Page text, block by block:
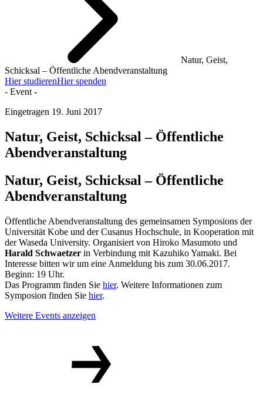
Natur, Geist,
Schicksal – Öffentliche Abendveranstaltung
Hier studierenHier spenden
- Event -
Eingetragen 19. Juni 2017
Natur, Geist, Schicksal – Öffentliche
Abendveranstaltung
Natur, Geist, Schicksal – Öffentliche
Abendveranstaltung
Öffentliche Abendveranstaltung des gemeinsamen Symposions der
Universität Kobe und der Cusanus Hochschule, in Kooperation mit
der Waseda University. Organisiert von Hiroko Masumoto und
Harald Schwaetzer in Verbindung mit Kazuhiko Yamaki. Bei
Interesse bitten wir um eine Anmeldung bis zum 30.06.2017.
Beginn: 19 Uhr.
Das Programm finden Sie hier. Weitere Informationen zum
Symposion finden Sie hier.
Weitere Events anzeigen